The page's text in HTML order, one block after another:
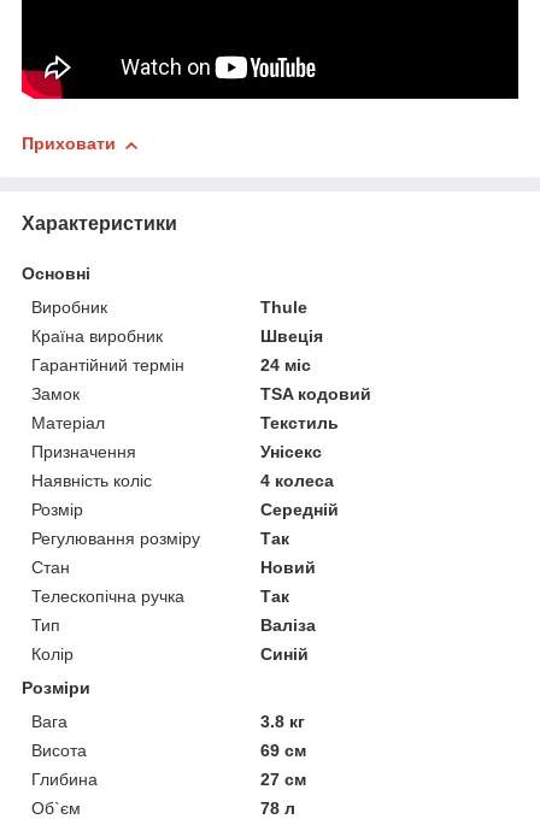
Приховати
Характеристики
Основні
Виробник
Thule
Країна виробник
Швеція
Гарантійний термін
24 міс
Замок
TSA кодовий
Матеріал
Текстиль
Призначення
Унісекс
Наявність коліс
4 колеса
Розмір
Середній
Регулювання розміру
Так
Стан
Новий
Телескопічна ручка
Так
Тип
Валіза
Колір
Синій
Розміри
Вага
3.8 кг
Висота
69 см
Глибина
27 см
Об`єм
78 л